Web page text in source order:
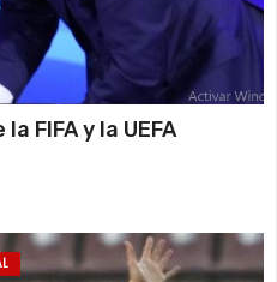
FIFA y la UEFA